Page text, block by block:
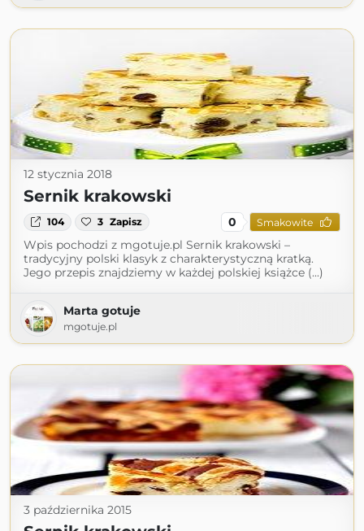
12 stycznia 2018
Sernik krakowski
104 3 Zapisz 0 Smakowite
Wpis pochodzi z mgotuje.pl Sernik krakowski –
tradycyjny polski klasyk z charakterystyczną kratką.
Jego przepis znajdziemy w każdej polskiej książce (...)
Marta gotuje
mgotuje.pl
3 października 2015